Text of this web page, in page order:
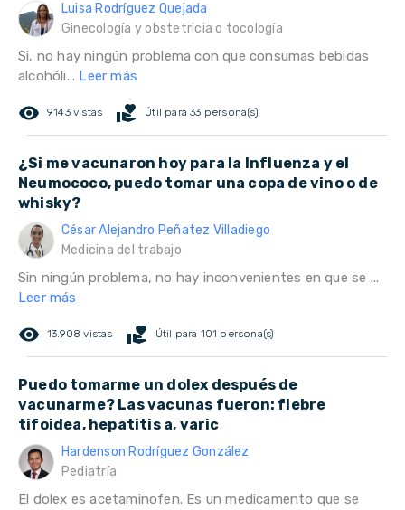
Luisa Rodríguez Quejada
Ginecología y obstetricia o tocología
Si, no hay ningún problema con que consumas bebidas
alcohóli... Leer más
remove_red_eye 9143 vistas volunteer_activism Útil para 33 persona(s)
¿Si me vacunaron hoy para la Influenza y el
Neumococo, puedo tomar una copa de vino o de
whisky?
César Alejandro Peñatez Villadiego
Medicina del trabajo
Sin ningún problema, no hay inconvenientes en que se ...
Leer más
remove_red_eye 13.908 vistas volunteer_activism Útil para 101 persona(s)
Puedo tomarme un dolex después de
vacunarme? Las vacunas fueron: fiebre
tifoidea, hepatitis a, varic
Hardenson Rodríguez González
Pediatría
El dolex es acetaminofen. Es un medicamento que se